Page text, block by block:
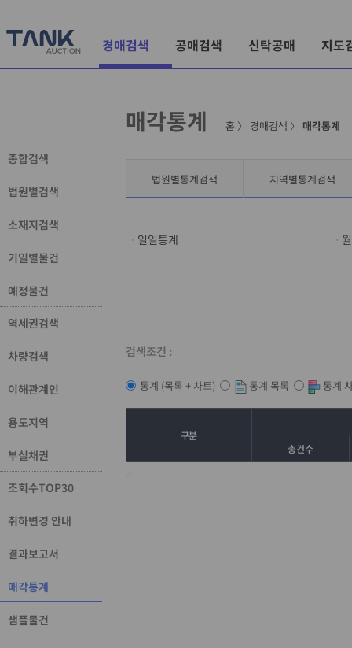
경매검색 공매검색 신탁공매 지도
종합검색
법원별검색
소재지검색
기일별물건
예정물건
역세권검색
차량검색
이해관계인
용도지역
부실채권
조회수TOP30
취하변경 안내
결과보고서
매각통계
샘플물건
매각통계 홈 〉 경매검색 〉 매각통계
법원별통계검색 지역별통계검색
일일통계
검색조건 :
통계 (목록 + 차트) 통계 목록 통계
구분
총건수